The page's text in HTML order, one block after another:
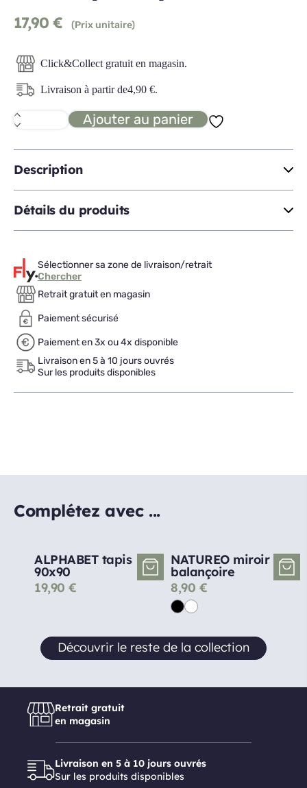
17,90 € (Prix unitaire)
Click&Collect gratuit en magasin.
Livraison à partir de4,90 €.
quantité
de
set
apéritif
25
pièces
Ajouter au panier
Description
Détails du produits
Sélectionner sa zone de livraison/retrait
Chercher
Retrait gratuit en magasin
Paiement sécurisé
Paiement en 3x ou 4x disponible
Livraison en 5 à 10 jours ouvrés
Sur les produits disponibles
Complétez avec ...
ALPHABET tapis
90x90
19,90 €
NATUREO miroir
balançoire
8,90 €
Découvrir le reste de la collection
Retrait gratuit
en magasin
Livraison en 5 à 10 jours ouvrés
Sur les produits disponibles